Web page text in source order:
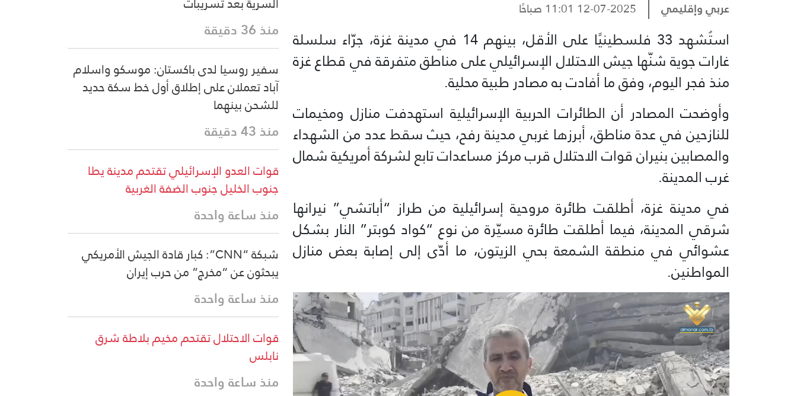
عربي وإقليمي 12-07-2025 11:01 صباحًا
استُشهد 33 فلسطينيًا على الأقل، بينهم 14 في مدينة غزة، جرّاء سلسلة
غارات جوية شنّها جيش الاحتلال الإسرائيلي على مناطق متفرقة في قطاع غزة
منذ فجر اليوم، وفق ما أفادت به مصادر طبية محلية.
وأوضحت المصادر أن الطائرات الحربية الإسرائيلية استهدفت منازل ومخيمات
للنازحين في عدة مناطق، أبرزها غربي مدينة رفح، حيث سقط عدد من الشهداء
والمصابين بنيران قوات الاحتلال قرب مركز مساعدات تابع لشركة أمريكية شمال
غرب المدينة.
في مدينة غزة، أطلقت طائرة مروحية إسرائيلية من طراز “أباتشي” نيرانها
شرقي المدينة، فيما أطلقت طائرة مسيّرة من نوع “كواد كوبتر” النار بشكل
عشوائي في منطقة الشمعة بحي الزيتون، ما أدّى إلى إصابة بعض منازل
المواطنين.
منذ 36 دقيقة
سفير روسيا لدى باكستان: موسكو واسلام
آباد تعملان على إطلاق أول خط سكة حديد
للشحن بينهما
منذ 43 دقيقة
قوات العدو الإسرائيلي تقتحم مدينة يطا
جنوب الخليل جنوب الضفة الغربية
منذ ساعة واحدة
شبكة “CNN”: كبار قادة الجيش الأمريكي
يبحثون عن “مخرج” من حرب إيران
منذ ساعة واحدة
قوات الاحتلال تقتحم مخيم بلاطة شرق
نابلس
منذ ساعة واحدة